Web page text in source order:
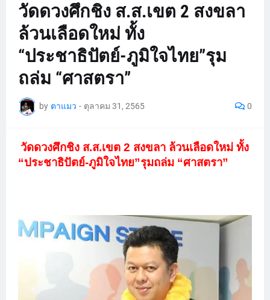
วัดดวงศึกชิง ส.ส.เขต 2 สงขลา
ล้วนเลือดใหม่ ทั้ง
“ประชาธิปัตย์-ภูมิใจไทย”รุม
ถล่ม “ศาสตรา”
by ตาแมว - ตุลาคม 31, 2565 0
วัดดวงศึกชิง ส.ส.เขต 2 สงขลา ล้วนเลือดใหม่ ทั้ง
“ประชาธิปัตย์-ภูมิใจไทย”รุมถล่ม “ศาสตรา”